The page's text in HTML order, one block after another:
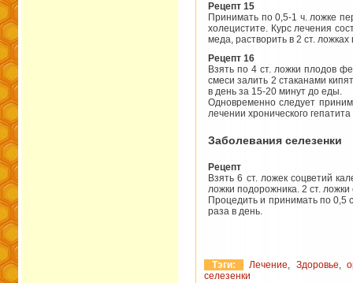
Рецепт 15
Принимать по 0,5-1 ч. ложке
холецистите. Курс лечения
меда, растворить в 2 ст. ложках
Рецепт 16
Взять по 4 ст. ложки плодов
смеси залить 2 ста­канами
в день за 15-20 минут до еды.
Одновременно следует
лечении хроничес­кого
Заболевания селезенки
Рецепт
Взять 6 ст. ложек соцветий
ложки подорож­ника. 2 ст. ложки
Процедить и принимать по 0,5
раза в день.
Тэги: Лечение, Здоровье,
селезенки